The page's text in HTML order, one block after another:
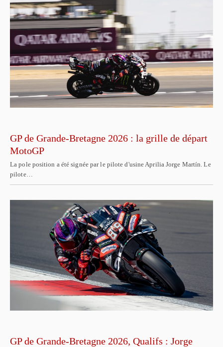
GP de Grande-Bretagne 2026 : la grille de départ
MotoGP
La pole position a été signée par le pilote d'usine Aprilia Jorge Martín. Le
pilote…
GP de Grande-Bretagne 2026, Qualifs : Jorge